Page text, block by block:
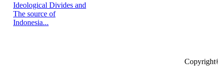
Ideological Divides and
The source of
Indonesia...